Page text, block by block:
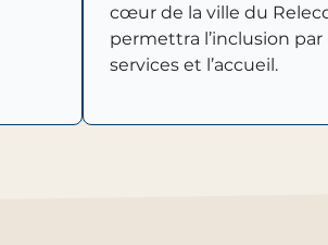
cœur de la ville du
permettra l’inclusion
services et l’accueil.